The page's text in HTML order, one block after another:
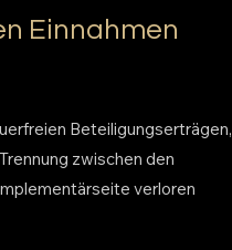
Einnahmen
Beteiligungserträgen,
zwischen den
verloren